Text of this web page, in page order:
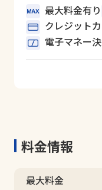
最大料金有り
クレジット
電子マネー
料金情報
最大料金